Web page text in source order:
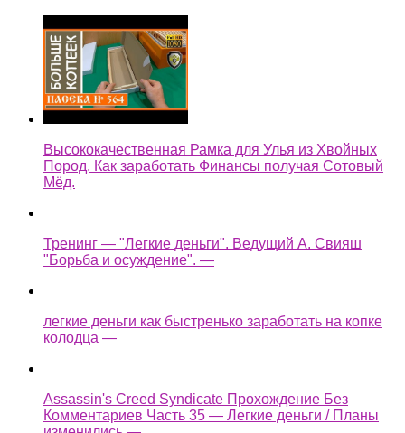
Высококачественная Рамка для Улья из Хвойных
Пород. Как заработать Финансы получая Сотовый
Мёд.
Тренинг — "Легкие деньги". Ведущий А. Свияш
"Борьба и осуждение". —
легкие деньги как быстренько заработать на копке
колодца —
Assassin's Creed Syndicate Прохождение Без
Комментариев Часть 35 — Легкие деньги / Планы